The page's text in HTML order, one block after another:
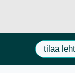
tilaa